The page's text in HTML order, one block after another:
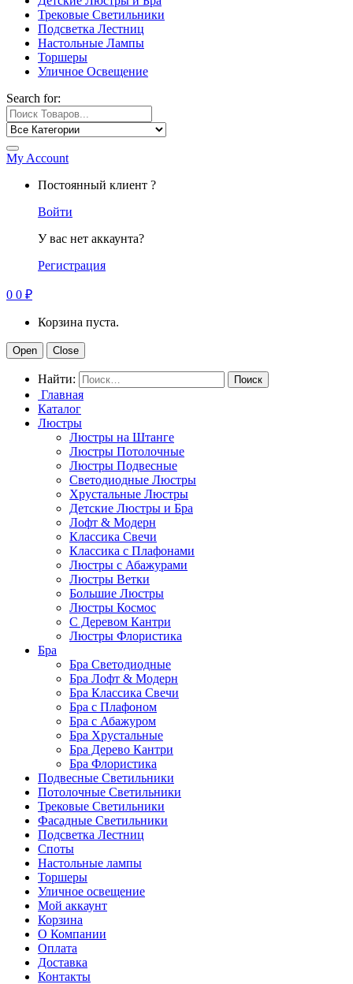
Трековые Светильники
Подсветка Лестниц
Настольные Лампы
Торшеры
Уличное Освещение
Search for:
My Account
Постоянный клиент ?
Войти
У вас нет аккаунта?
Регистрация
0 0 ₽
Корзина пуста.
Open Close
Найти:
Главная
Каталог
Люстры
Люстры на Штанге
Люстры Потолочные
Люстры Подвесные
Светодиодные Люстры
Хрустальные Люстры
Детские Люстры и Бра
Лофт & Модерн
Классика Свечи
Классика с Плафонами
Люстры с Абажурами
Люстры Ветки
Большие Люстры
Люстры Космос
С Деревом Кантри
Люстры Флористика
Бра
Бра Светодиодные
Бра Лофт & Модерн
Бра Классика Свечи
Бра с Плафоном
Бра с Абажуром
Бра Хрустальные
Бра Дерево Кантри
Бра Флористика
Подвесные Светильники
Потолочные Светильники
Трековые Светильники
Фасадные Светильники
Подсветка Лестниц
Споты
Настольные лампы
Торшеры
Уличное освещение
Мой аккаунт
Корзина
О Компании
Оплата
Доставка
Контакты